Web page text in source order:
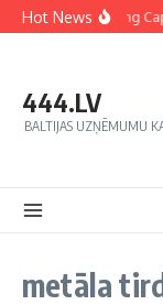
Hot NewsCrafting
444.LV
BALTIJAS UZŅĒMUMU
metāla